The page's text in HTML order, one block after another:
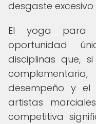
desgaste
El yoga para
oportunidad
disciplinas que,
desempeño y
artistas
competitiva